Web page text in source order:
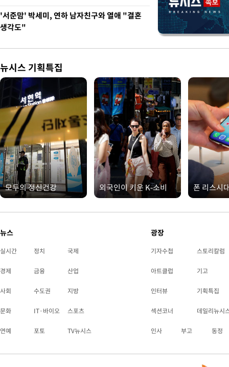
'서준맘' 박세미, 연하 남자친구와 열애 "결혼
생각도"
뉴시스 기획특집
모두의 정신건강 외국인이 키운 K-소비 폰 리스시
뉴스
실시간 정치 국제
경제 금융 산업
사회 수도권 지방
문화 IT·바이오 스포츠
연예 포토 TV뉴시스
광장
기자수첩 스토리칼럼
아트클럽 기고
인터뷰 기획특집
섹션코너 데일리뉴시
인사 부고 동정